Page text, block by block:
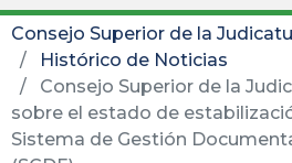
Consejo Superior de la
Histórico de Noticias
Consejo Superior de la
sobre el estado de
Sistema de Gestión